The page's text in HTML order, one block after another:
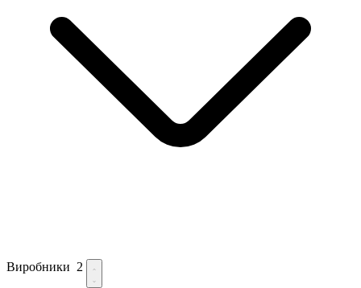
Виробники 2